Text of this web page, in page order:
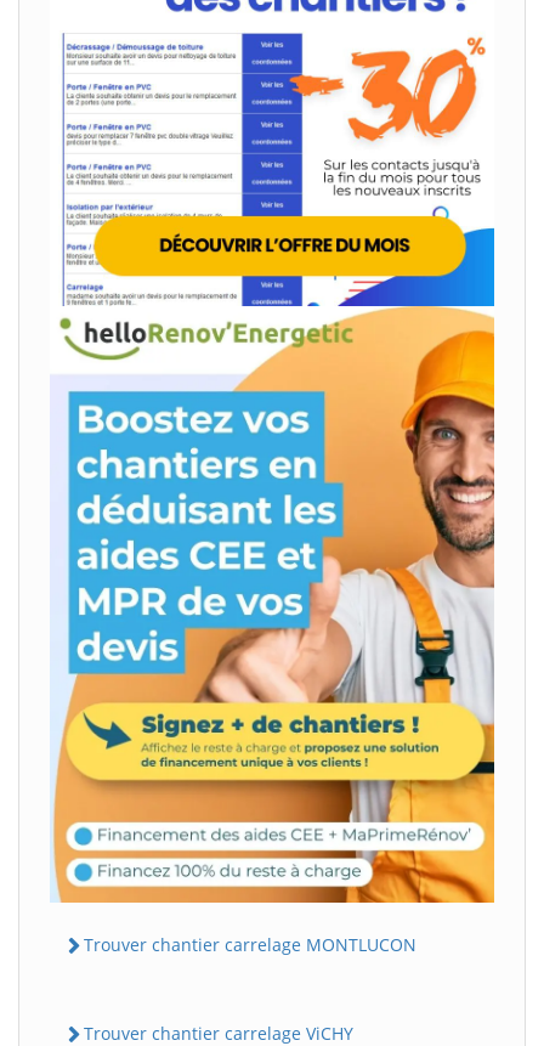
Trouver chantier carrelage MONTLUCON
Trouver chantier carrelage ViCHY